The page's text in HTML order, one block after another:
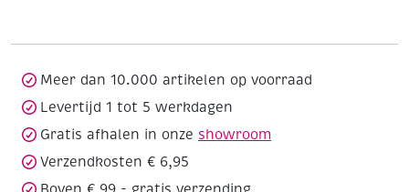
meter,
rood
Meer dan 10.000 artikelen op voorraad
Levertijd 1 tot 5 werkdagen
Gratis afhalen in onze showroom
Verzendkosten € 6,95